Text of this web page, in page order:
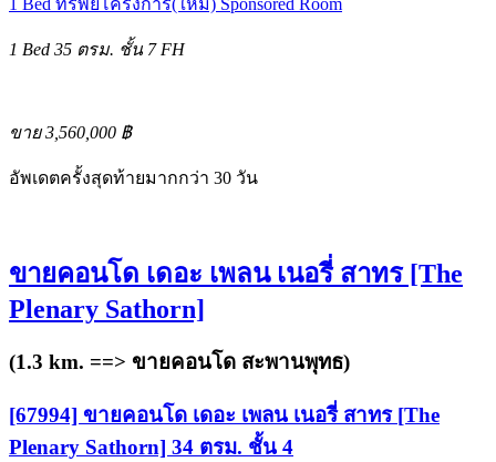
1 Bed 35 ตรม. ชั้น 7 FH
ขาย 3,560,000 ฿
อัพเดตครั้งสุดท้ายมากกว่า 30 วัน
ขายคอนโด เดอะ เพลน เนอรี่ สาทร [The
Plenary Sathorn]
(1.3 km. ==> ขายคอนโด สะพานพุทธ)
[67994] ขายคอนโด เดอะ เพลน เนอรี่ สาทร [The
Plenary Sathorn] 34 ตรม. ชั้น 4